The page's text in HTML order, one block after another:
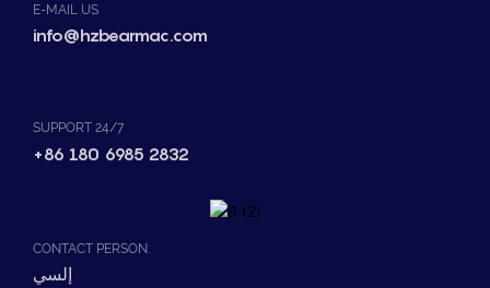
E-MAIL US
info@hzbearmac.com
SUPPORT 24/7
+86 180 6985 2832
CONTACT PERSON:
إلسي